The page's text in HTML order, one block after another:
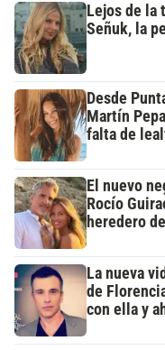
Lejos de la
Señuk, la
Desde
Martín
falta de
El nuevo
Rocío
heredero
La nueva
de
con ella y